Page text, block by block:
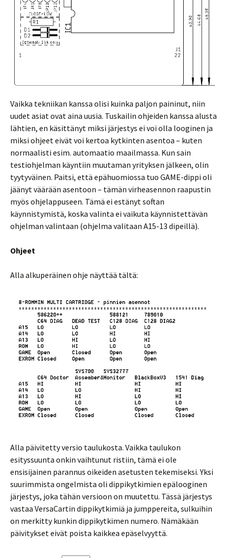
Vaikka tekniikan kanssa olisi kuinka paljon paininut, niin
uudet asiat ovat aina uusia. Tuskailin ohjeiden kanssa alusta
lähtien, en käsittänyt miksi järjestys ei voi olla looginen ja
miksi ohjeet eivät voi kertoa kytkinten asentoa – kuten
normaalisti esim. automaatio maailmassa. Kun sain
testiohjelman käyntiin muutaman yrityksen jälkeen, olin
tyytyväinen. Paitsi, että epähuomiossa tuo GAME-dippi oli
jäänyt väärään asentoon – tämän virheasennon raapustin
myös ohjelappuseen. Tämä ei estänyt softan
käynnistymistä, koska valinta ei vaikuta käynnistettävän
ohjelman valintaan (ohjelma valitaan A15-13 dipeillä).
Ohjeet
Alla alkuperäinen ohje näyttää tältä:
Alla päivitetty versio taulukosta. Vaikka taulukon
esityssuunta onkin vaihtunut ristiin, tämä ei ole
ensisijainen parannus oikeiden asetusten tekemiseksi. Yksi
suurimmista ongelmista oli dippikytkimien epälooginen
järjestys, joka tähän versioon on muutettu. Tässä järjestys
vastaa VersaCartin dippikytkimiä ja jumppereita, sulkuihin
on merkitty kunkin dippikytkimen numero. Nämäkään
päivitykset eivät poista kaikkea epäselvyyttä.